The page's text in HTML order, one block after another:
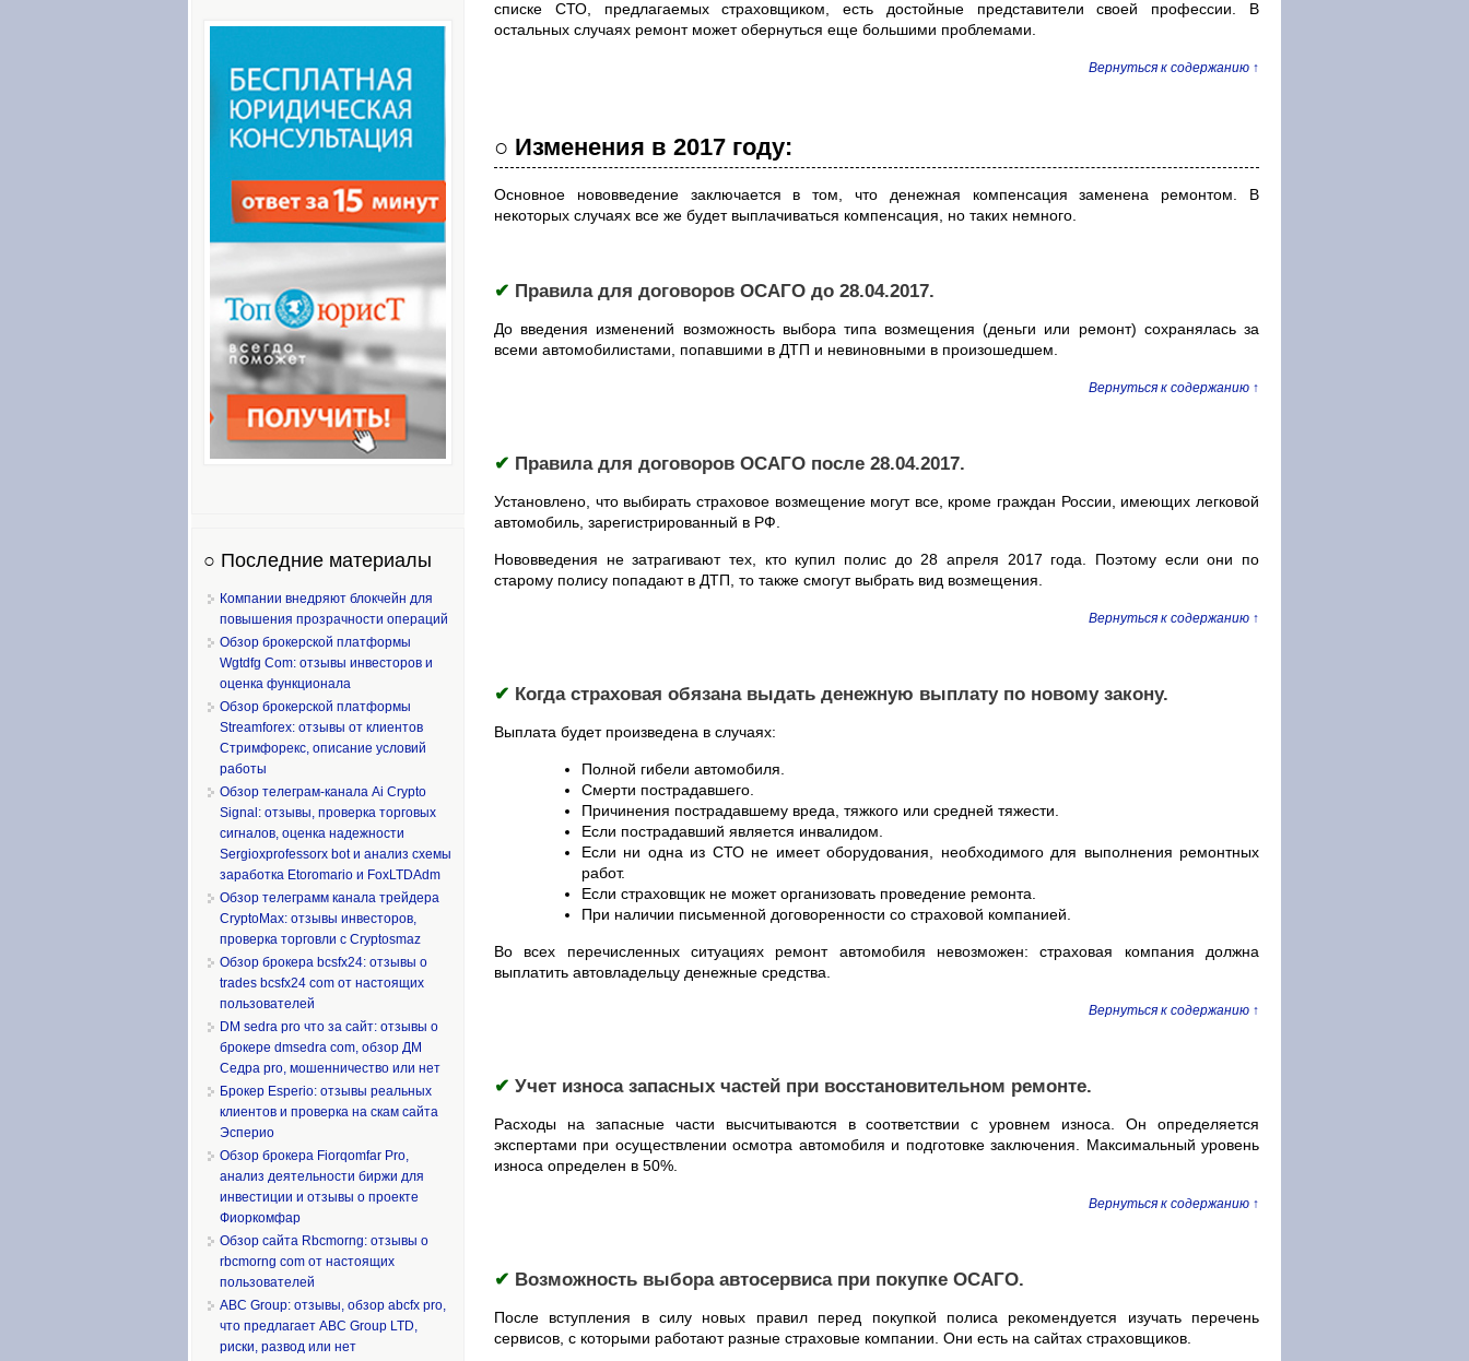
списке СТО, предлагаемых страховщиком, есть достойные представители своей профессии. В
остальных случаях ремонт может обернуться еще большими проблемами.
Вернуться к содержанию ↑
○ Изменения в 2017 году:
Основное нововведение заключается в том, что денежная компенсация заменена ремонтом. В
некоторых случаях все же будет выплачиваться компенсация, но таких немного.
✔ Правила для договоров ОСАГО до 28.04.2017.
До введения изменений возможность выбора типа возмещения (деньги или ремонт) сохранялась за
всеми автомобилистами, попавшими в ДТП и невиновными в произошедшем.
Вернуться к содержанию ↑
✔ Правила для договоров ОСАГО после 28.04.2017.
Установлено, что выбирать страховое возмещение могут все, кроме граждан России, имеющих легковой
автомобиль, зарегистрированный в РФ.
Нововведения не затрагивают тех, кто купил полис до 28 апреля 2017 года. Поэтому если они по
старому полису попадают в ДТП, то также смогут выбрать вид возмещения.
Вернуться к содержанию ↑
✔ Когда страховая обязана выдать денежную выплату по новому закону.
Выплата будет произведена в случаях:
Полной гибели автомобиля.
Смерти пострадавшего.
Причинения пострадавшему вреда, тяжкого или средней тяжести.
Если пострадавший является инвалидом.
Если ни одна из СТО не имеет оборудования, необходимого для выполнения ремонтных
работ.
Если страховщик не может организовать проведение ремонта.
При наличии письменной договоренности со страховой компанией.
Во всех перечисленных ситуациях ремонт автомобиля невозможен: страховая компания должна
выплатить автовладельцу денежные средства.
Вернуться к содержанию ↑
✔ Учет износа запасных частей при восстановительном ремонте.
Расходы на запасные части высчитываются в соответствии с уровнем износа. Он определяется
экспертами при осуществлении осмотра автомобиля и подготовке заключения. Максимальный уровень
износа определен в 50%.
Вернуться к содержанию ↑
✔ Возможность выбора автосервиса при покупке ОСАГО.
После вступления в силу новых правил перед покупкой полиса рекомендуется изучать перечень
сервисов, с которыми работают разные страховые компании. Они есть на сайтах страховщиков.
○ Последние материалы
Компании внедряют блокчейн для
повышения прозрачности операций
Обзор брокерской платформы
Wgtdfg Com: отзывы инвесторов и
оценка функционала
Обзор брокерской платформы
Streamforex: отзывы от клиентов
Стримфорекс, описание условий
работы
Обзор телеграм-канала Ai Crypto
Signal: отзывы, проверка торговых
сигналов, оценка надежности
Sergioxprofessorx bot и анализ схемы
заработка Etoromario и FoxLTDAdm
Обзор телеграмм канала трейдера
CryptoMax: отзывы инвесторов,
проверка торговли с Cryptosmaz
Обзор брокера bcsfx24: отзывы о
trades bcsfx24 com от настоящих
пользователей
DM sedra pro что за сайт: отзывы о
брокере dmsedra com, обзор ДМ
Седра pro, мошенничество или нет
Брокер Esperio: отзывы реальных
клиентов и проверка на скам сайта
Эсперио
Обзор брокера Fiorqomfar Pro,
анализ деятельности биржи для
инвестиции и отзывы о проекте
Фиоркомфар
Обзор сайта Rbcmorng: отзывы о
rbcmorng com от настоящих
пользователей
ABC Group: отзывы, обзор abcfx pro,
что предлагает ABC Group LTD,
риски, развод или нет